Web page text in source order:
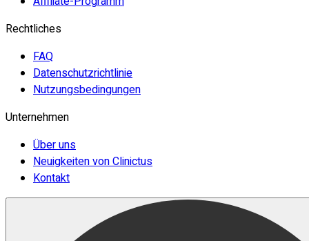
Rechtliches
FAQ
Datenschutzrichtlinie
Nutzungsbedingungen
Unternehmen
Über uns
Neuigkeiten von Clinictus
Kontakt